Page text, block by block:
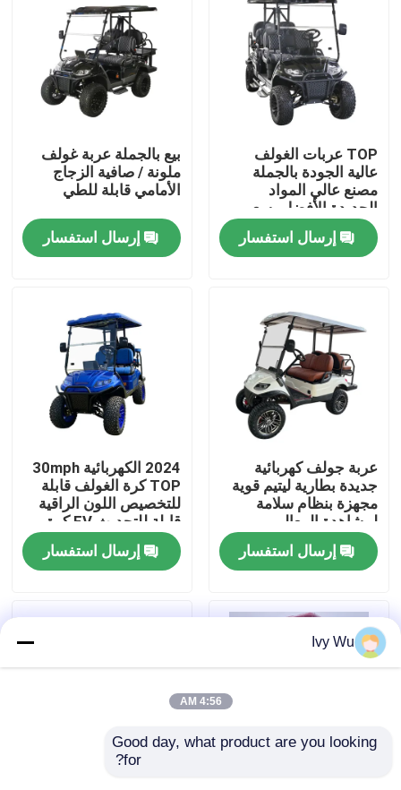
منتجات
معلومات عنا
جولة في المعمل
مراقبة الجودة
اتصل بنا
أخبار
مرايا جانبية لعربة الجولف
TOP عربات الغولف
عالية الجودة بالجملة
مصنع عالي المواد
الجديدة الأفضل بسعر
رخيص
إرسال استفسار
بيع بالجملة عربة غولف
ملونة / صافية الزجاج
الأمامي قابلة للطي
إرسال استفسار
عربة جولف كهربائية
جديدة بطارية ليتيم قوية
مجهزة بنظام سلامة
لمشاهدة المعالم
السياحية
إرسال استفسار
2024 الكهربائية 30mph
TOP كرة الغولف قابلة
للتخصيص اللون الراقية
قابلة للتحديث EV كرة
إرسال استفسار
Ivy Wu
4:56 AM
Good day, what product are you looking
for?